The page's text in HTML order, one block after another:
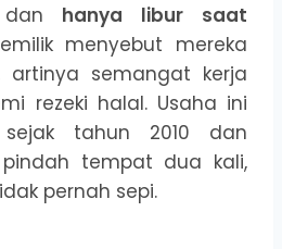
hanya libur saat
menyebut mereka
artinya semangat kerja
rezeki halal. Usaha ini
tahun 2010 dan
tempat dua kali,
pernah sepi.